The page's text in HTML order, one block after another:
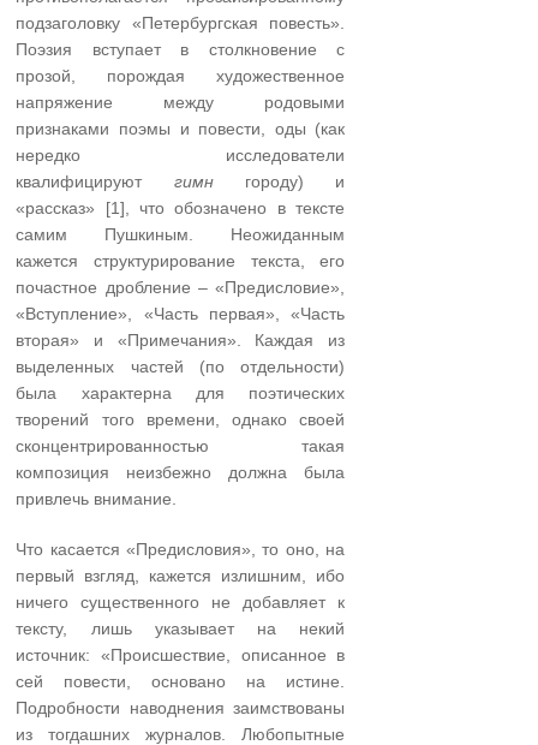
подзаголовку «Петербургская повесть».
Поэзия вступает в столкновение с
прозой, порождая художественное
напряжение между родовыми
признаками поэмы и повести, оды (как
нередко исследователи
квалифицируют гимнгороду) и
«рассказ» [1], что обозначено в тексте
самим Пушкиным. Неожиданным
кажется структурирование текста, его
почастное дробление – «Предисловие»,
«Вступление», «Часть первая», «Часть
вторая» и «Примечания». Каждая из
выделенных частей (по отдельности)
была характерна для поэтических
творений того времени, однако своей
сконцентрированностью такая
композиция неизбежно должна была
привлечь внимание.
Что касается «Предисловия», то оно, на
первый взгляд, кажется излишним, ибо
ничего существенного не добавляет к
тексту, лишь указывает на некий
источник: «Происшествие, описанное в
сей повести, основано на истине.
Подробности наводнения заимствованы
из тогдашних журналов. Любопытные